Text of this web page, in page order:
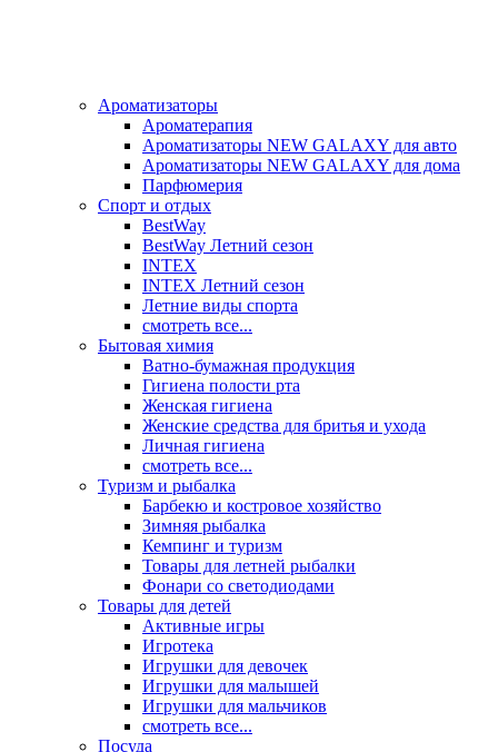
Ароматизаторы
Ароматерапия
Ароматизаторы NEW GALAXY для авто
Ароматизаторы NEW GALAXY для дома
Парфюмерия
Спорт и отдых
BestWay
BestWay Летний сезон
INTEX
INTEX Летний сезон
Летние виды спорта
смотреть все...
Бытовая химия
Ватно-бумажная продукция
Гигиена полости рта
Женская гигиена
Женские средства для бритья и ухода
Личная гигиена
смотреть все...
Туризм и рыбалка
Барбекю и костровое хозяйство
Зимняя рыбалка
Кемпинг и туризм
Товары для летней рыбалки
Фонари со светодиодами
Товары для детей
Активные игры
Игротека
Игрушки для девочек
Игрушки для малышей
Игрушки для мальчиков
смотреть все...
Посуда